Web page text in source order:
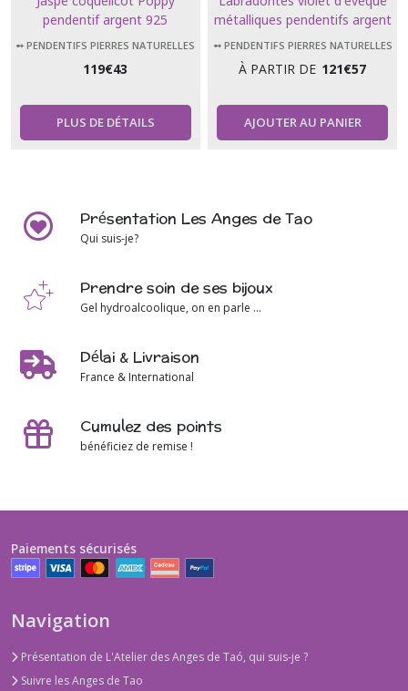
pendentif argent 925
➻ PENDENTIFS PIERRES NATURELLES
119€43
PLUS DE DÉTAILS
métalliques pendentifs argent
925 forme ovale et forme
➻ PENDENTIFS PIERRES NATURELLES
À PARTIR DE 121€57
AJOUTER AU PANIER
Présentation Les Anges de Tao
Qui suis-je?
Prendre soin de ses bijoux
Gel hydroalcoolique, on en parle ...
Délai & Livraison
France & International
Cumulez des points
bénéficiez de remise !
Paiements sécurisés
Navigation
Présentation de L'Atelier des Anges de Taó, qui suis-je ?
Suivre les Anges de Tao